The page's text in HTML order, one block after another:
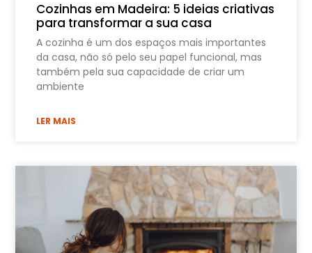
Cozinhas em Madeira: 5 ideias criativas
para transformar a sua casa
A cozinha é um dos espaços mais importantes
da casa, não só pelo seu papel funcional, mas
também pela sua capacidade de criar um
ambiente
LER MAIS